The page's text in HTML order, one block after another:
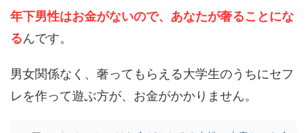
年下男性はお金がないので、あなたが奢ることにな
るんです。
男女関係なく、奢ってもらえる大学生のうちにセフ
レを作って遊ぶ方が、お金がかかりません。